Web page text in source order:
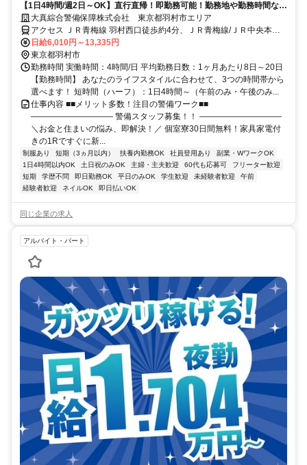
【1日4時間/週2日～OK】直行直帰！即勤務可能！勤務地や勤務時間など
ライフスタイルに合わせて働ける
大真綜合警備保障株式会社 東京都羽村市エリア
アクセス ＪＲ青梅線 羽村西口徒歩約4分、ＪＲ青梅線/ＪＲ中央本線
小作西口徒歩約31分、ＪＲ青梅線/ＪＲ中央本線 福生西口徒歩約30分
東京都羽村市エリア(小作駅、羽村駅)
日給6,010円～13,335円
東京都羽村市
勤務時間 実働時間：4時間/日 平均勤務日数：1ヶ月あたり8日～20日
【勤務時間】 あなたのライフスタイルに合わせて、3つの時間帯から
選べます！ 短時間（ハーフ）：1日4時間～（午前のみ・午後のみ...
仕事内容 ■■メリット多数！注目の警備ワーク■■
―――――――――― 警備スタッフ募集！！ ――――――――――
＼お金と住まいの悩み、即解決！／ 個室寮30日間無料！家具家電付
きの1Rですぐに新...
制服あり 短期（3ヵ月以内） 扶養内勤務OK 社員登用あり
副業・WワークOK
1日4時間以内OK
土日祝のみOK 主婦・主夫歓迎 60代も応募可
フリーター歓迎
短期
学歴不問 即日勤務OK 平日のみOK 学生歓迎 未経験者歓迎
午前
経験者歓迎
ネイルOK 即日払いOK
同じ企業の求人
アルバイト・パート